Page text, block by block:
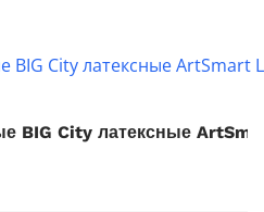
BIG City латексные